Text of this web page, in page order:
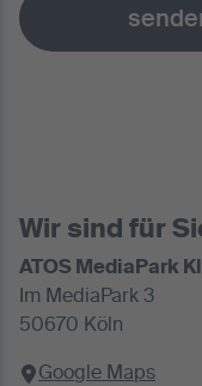
Wir sind für
ATOS MediaPark
Im MediaPark 3
50670 Köln
Google Maps